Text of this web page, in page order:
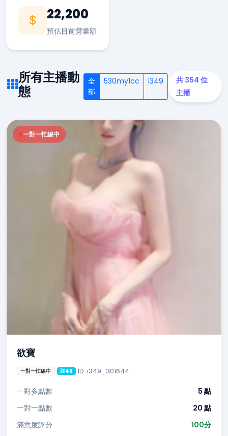
22,200
預估目前營業額
所有主播動
態
全
部
530my1cc i349
共 354 位
主播
一對一忙線中
欲寶
一對一忙線中 i349 ID: i349_301644
一對多點數
5 點
一對一點數
20 點
滿意度評分
100分